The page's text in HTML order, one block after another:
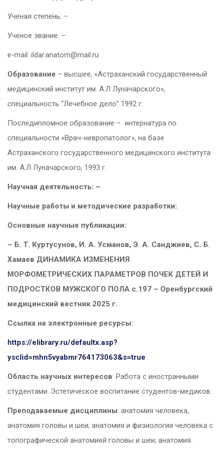
Ученая степень: –
Ученое звание: –
e-mail: ildar.anatom@mail.ru
Образование – высшее, «Астраханский государственный
медицинский институт им. А.Л Луначарского»,
специальность “Лечебное дело” 1992 г.
Последипломное образование – интернатура по
специальности «Врач-невропатолог», на базе
Астраханского государственного медицинского института
им. А.Л Луначарского, 1993 г.
Научная деятельность: –
Научные работы и методические разработки:
Основные научные публикации:
– Б. Т. Куртусунов, И. А. Усманов, Э. А. Санджиев, С. Б.
Хамаев ДИНАМИКА ИЗМЕНЕНИЯ
МОРФОМЕТРИЧЕСКИХ ПАРАМЕТРОВ ПОЧЕК ДЕТЕЙ И
ПОДРОСТКОВ МУЖСКОГО ПОЛА с.197 – Оренбургский
медицинский вестник 2025 г.
Ссылка на электронные ресурсы:
https://elibrary.ru/defaultx.asp?
ysclid=mhn5vyabmr764173063&s=true
Область научных интересов: Работа с иностранными
студентами. Эстетическое воспитание студентов-медиков.
Преподаваемые дисциплины: анатомия человека,
анатомия головы и шеи; анатомия и физиология человека с
топографической анатомией головы и шеи; анатомия.